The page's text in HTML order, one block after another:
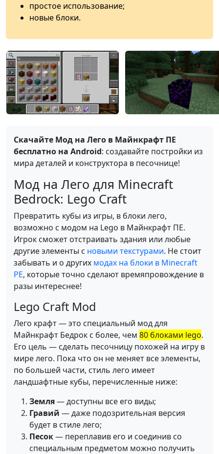
простое использование;
новые блоки.
Скачайте Мод на Лего в Майнкрафт ПЕ
бесплатно на Android: создавайте постройки из
мира деталей и конструктора в песочнице!
Мод на Лего для Minecraft
Bedrock: Lego Craft
Превратить кубы из игры, в блоки лего,
возможно с модом на Lego в Майнкрафт ПЕ.
Игрок сможет отстраивать здания или любые
другие элементы с новыми текстурами. Не стоит
забывать и о других модах на блоки в Minecraft
PE, которые точно сделают времяпровождение в
разы интереснее!
Lego Craft Mod
Лего крафт — это специальный мод для
Майнкрафт Бедрок с более, чем 80 блоками lego.
Его цель — сделать песочницу похожей на игру в
мире лего. Пока что он не меняет все элементы,
по большей части, стиль лего имеет
ландшафтные кубы, перечисленные ниже:
Земля— доступны все его виды;
Гравий — даже подозрительная версия
будет в стиле лего;
Песок— переплавив его и соединив со
специальным предметом можно получить